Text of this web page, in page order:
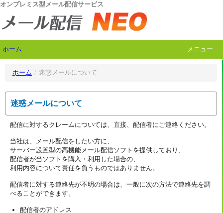
オンプレミス型メール配信サービス
ホーム メニュー
ホーム / 迷惑メールについて
迷惑メールについて
配信に対するクレームについては、直接、配信者にご連絡ください。
当社は、メール配信をしたい方に、
サーバー設置型の高機能メール配信ソフトを提供しており、
配信者が当ソフトを購入・利用した場合の、
利用内容について責任を負うものではありません。
配信者に対する連絡先が不明の場合は、一般に次の方法で連絡先を調
べることができます。
配信者のアドレス